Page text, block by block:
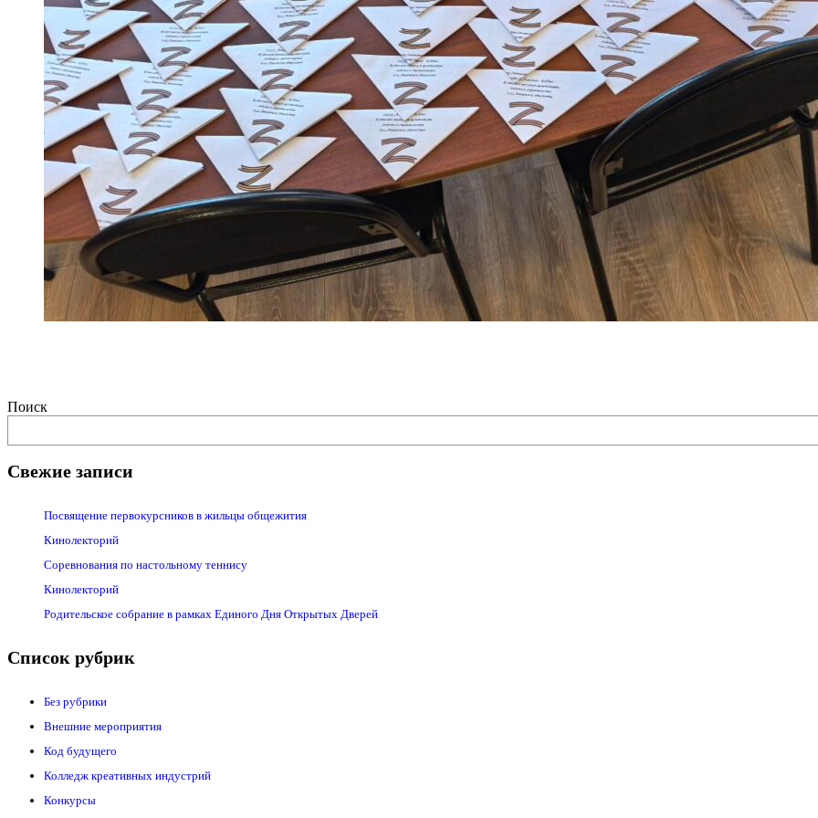
Поиск
Свежие записи
Посвящение первокурсников в жильцы общежития
Кинолекторий
Соревнования по настольному теннису
Кинолекторий
Родительское собрание в рамках Единого Дня Открытых Дверей
Список рубрик
Без рубрики
Внешние мероприятия
Код будущего
Колледж креативных индустрий
Конкурсы